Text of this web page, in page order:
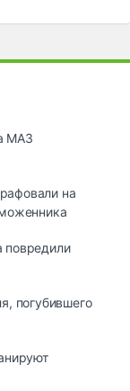
МАЗ
на
повредили
погубившего